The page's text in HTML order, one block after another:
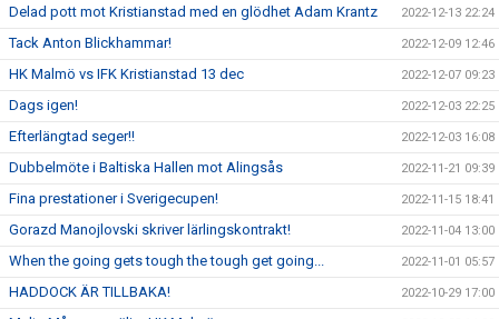
Delad pott mot Kristianstad med en glödhet Adam Krantz 2022-12-13 22:24
Tack Anton Blickhammar! 2022-12-09 12:46
HK Malmö vs IFK Kristianstad 13 dec 2022-12-07 09:23
Dags igen! 2022-12-03 22:25
Efterlängtad seger!! 2022-12-03 16:08
Dubbelmöte i Baltiska Hallen mot Alingsås 2022-11-21 09:39
Fina prestationer i Sverigecupen! 2022-11-15 18:41
Gorazd Manojlovski skriver lärlingskontrakt! 2022-11-04 13:00
When the going gets tough the tough get going... 2022-11-01 05:57
HADDOCK ÄR TILLBAKA! 2022-10-29 17:00